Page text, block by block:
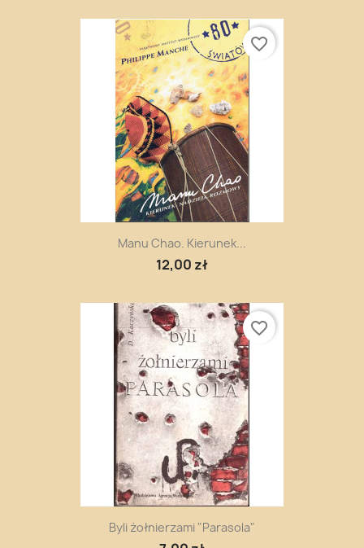
Manu Chao. Kierunek...
12,00 zł
favorite_border
Byli żołnierzami "Parasola"
favorite_border